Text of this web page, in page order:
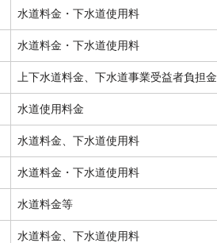
水道料金・下水道使用料
水道料金・下水道使用料
上下水道料金、下水道事業受益者負担金
水道使用料金
水道料金、下水道使用料
水道料金・下水道使用料
水道料金等
水道料金、下水道使用料